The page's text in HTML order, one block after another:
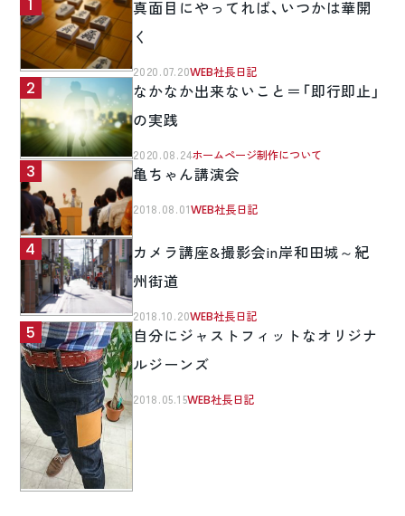
真面目にやってれば、いつかは華開
く
2020.07.20WEB社長日記
なかなか出来ないこと＝「即行即止」
の実践
2020.08.24ホームページ制作について
亀ちゃん講演会
2018.08.01WEB社長日記
カメラ講座&撮影会in岸和田城～紀
州街道
2018.10.20WEB社長日記
自分にジャストフィットなオリジナ
ルジーンズ
2018.05.15WEB社長日記